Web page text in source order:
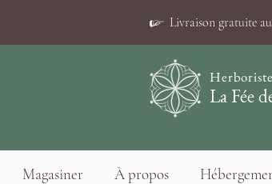
☞ Livraison gratuite
La Fée
Magasiner À propos